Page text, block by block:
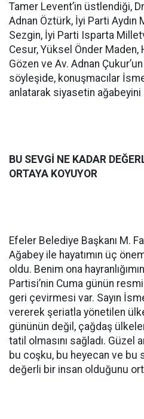
Tamer Levent’in üstlendiği,
Adnan Öztürk, İyi Parti Aydın
Sezgin, İyi Parti Isparta
Cesur, Yüksel Önder
Gözen ve Av. Adnan
söyleşide, konuşmacılar
anlatarak siyasetin ağabeyini
BU SEVGİ NE KADAR
ORTAYA KOYUYOR
Efeler Belediye Başkanı M.
Ağabey ile hayatımın üç
oldu. Benim ona
Partisi’nin Cuma günün
geri çevirmesi var. Sayın
vererek şeriatla yönetilen
gününün değil, çağdaş
tatil olmasını sağladı. Güzel
bu coşku, bu heyecan ve bu
değerli bir insan olduğunu